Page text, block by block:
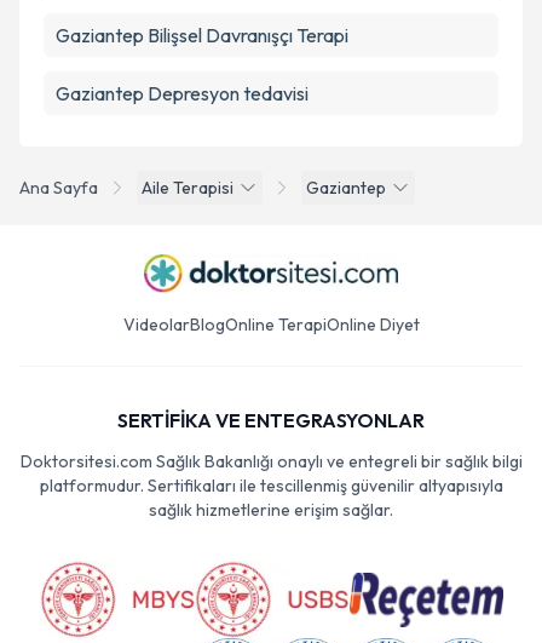
Ana Sayfa Aile Terapisi Gaziantep
Gaziantep Bilişsel Davranışçı Terapi
Gaziantep Depresyon tedavisi
VideolarBlogOnline TerapiOnline Diyet
SERTİFİKA VE ENTEGRASYONLAR
Doktorsitesi.com Sağlık Bakanlığı onaylı ve entegreli bir sağlık bilgi
platformudur. Sertifikaları ile tescillenmiş güvenilir altyapısıyla
sağlık hizmetlerine erişim sağlar.